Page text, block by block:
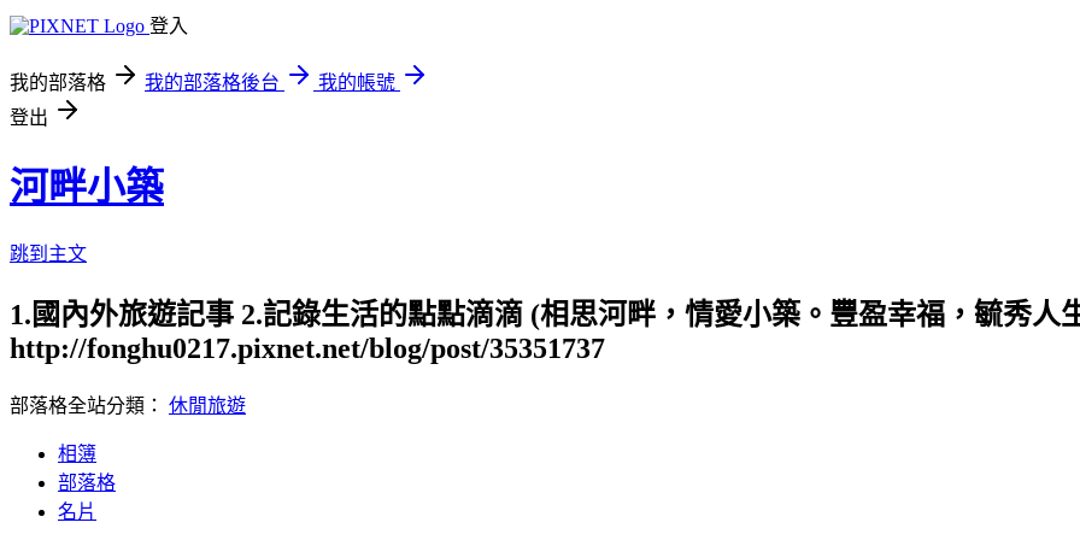
登入
我的部落格 我的部落格後台
我的帳號
登出
河畔小築
跳到主文
1.國內外旅遊記事 2.記錄生活的點點滴滴 (相思河畔，情愛小築。豐盈幸福，毓秀人
http://fonghu0217.pixnet.net/blog/post/35351737
部落格全站分類： 休閒旅遊
相簿
部落格
名片